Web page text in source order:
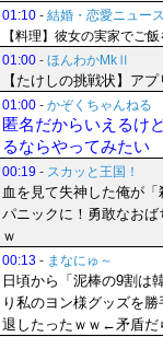
01:10 - 結婚・恋愛ニュー
【料理】彼女の実家でご
01:00 - ほんわかMkⅡ
【たけしの挑戦状】ア
01:00 - かぞくちゃんねる
匿名だからいえるけ
るならやってみたい
00:19 - スカッと王国！
血を見て失神した俺が
パニックに！勇敢なお
ｗ
00:13 - まなにゅ～
日頃から「泥棒の9割は
り私のヨン様グッズを
退したったｗｗ←矛盾だ